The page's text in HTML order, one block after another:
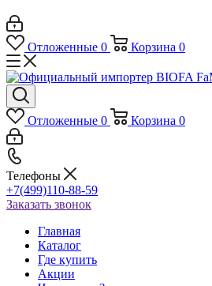
Отложенные 0 Корзина 0
Отложенные 0 Корзина 0
Телефоны
+7(499)110-88-59
Заказать звонок
Главная
Каталог
Где купить
Акции